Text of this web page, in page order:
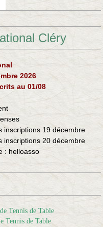
Cléry
2026
au 01/08
inscriptions 19 décembre
inscriptions 20 décembre
: helloasso
Tennis de Table
Tennis de Table